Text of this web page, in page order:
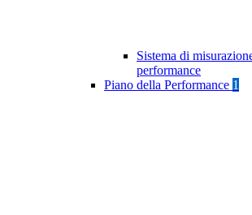
Sistema di
performance
Piano della Performance 1